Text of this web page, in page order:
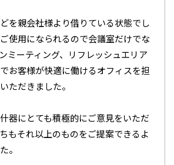
を親会社様より借りている状態でし
使用になられるので会議室だけでな
ミーティング、リフレッシュエリア
お客様が快適に働けるオフィスを担
ただきました。
器にとても積極的にご意見をいただ
もそれ以上のものをご提案できるよ
。